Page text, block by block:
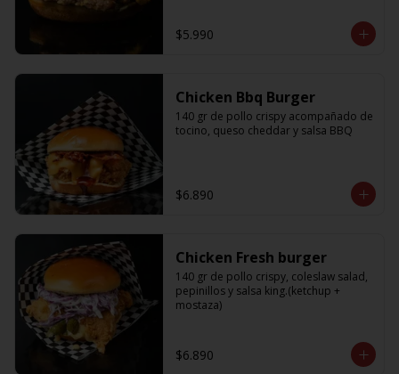
$5.990
Chicken Bbq Burger
140 gr de pollo crispy acompañado de
tocino, queso cheddar y salsa BBQ
$6.890
Chicken Fresh burger
140 gr de pollo crispy, coleslaw salad,
pepinillos y salsa king.(ketchup +
mostaza)
$6.890